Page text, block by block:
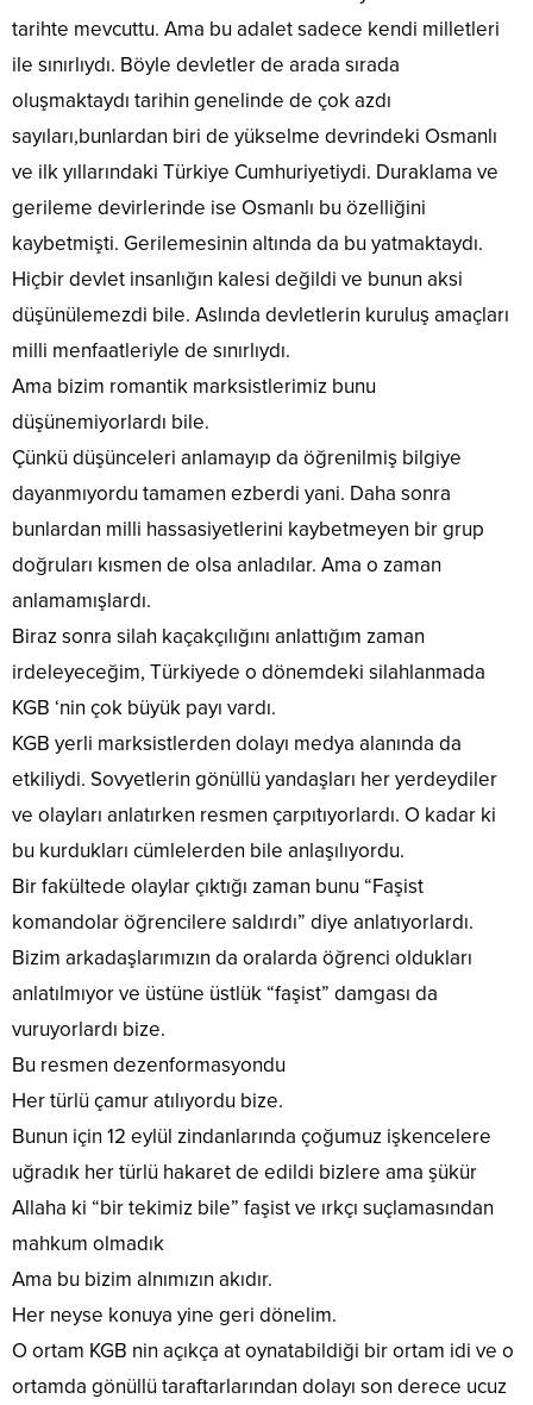
tarihte mevcuttu. Ama bu adalet sadece kendi milletleri
ile sınırlıydı. Böyle devletler de arada sırada
oluşmaktaydı tarihin genelinde de çok azdı
sayıları,bunlardan biri de yükselme devrindeki Osmanlı
ve ilk yıllarındaki Türkiye Cumhuriyetiydi. Duraklama ve
gerileme devirlerinde ise Osmanlı bu özelliğini
kaybetmişti. Gerilemesinin altında da bu yatmaktaydı.
Hiçbir devlet insanlığın kalesi değildi ve bunun aksi
düşünülemezdi bile. Aslında devletlerin kuruluş amaçları
milli menfaatleriyle de sınırlıydı.
Ama bizim romantik marksistlerimiz bunu
düşünemiyorlardı bile.
Çünkü düşünceleri anlamayıp da öğrenilmiş bilgiye
dayanmıyordu tamamen ezberdi yani. Daha sonra
bunlardan milli hassasiyetlerini kaybetmeyen bir grup
doğruları kısmen de olsa anladılar. Ama o zaman
anlamamışlardı.
Biraz sonra silah kaçakçılığını anlattığım zaman
irdeleyeceğim, Türkiyede o dönemdeki silahlanmada
KGB ‘nin çok büyük payı vardı.
KGB yerli marksistlerden dolayı medya alanında da
etkiliydi. Sovyetlerin gönüllü yandaşları her yerdeydiler
ve olayları anlatırken resmen çarpıtıyorlardı. O kadar ki
bu kurdukları cümlelerden bile anlaşılıyordu.
Bir fakültede olaylar çıktığı zaman bunu “Faşist
komandolar öğrencilere saldırdı” diye anlatıyorlardı.
Bizim arkadaşlarımızın da oralarda öğrenci oldukları
anlatılmıyor ve üstüne üstlük “faşist” damgası da
vuruyorlardı bize.
Bu resmen dezenformasyondu
Her türlü çamur atılıyordu bize.
Bunun için 12 eylül zindanlarında çoğumuz işkencelere
uğradık her türlü hakaret de edildi bizlere ama şükür
Allaha ki “bir tekimiz bile” faşist ve ırkçı suçlamasından
mahkum olmadık
Ama bu bizim alnımızın akıdır.
Her neyse konuya yine geri dönelim.
O ortam KGB nin açıkça at oynatabildiği bir ortam idi ve o
ortamda gönüllü taraftarlarından dolayı son derece ucuz